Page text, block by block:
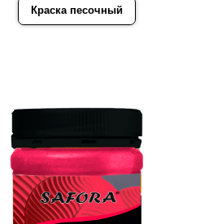
Краска песочный